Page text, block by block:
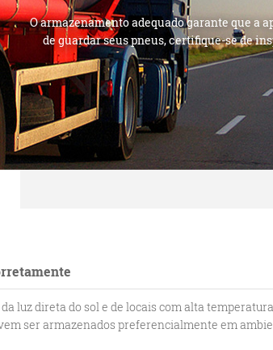
O armazenamento adequado garante que a
de guardar seus pneus, certifique-se de
luz direta do sol e de locais com alta
ser armazenados preferencialmente em